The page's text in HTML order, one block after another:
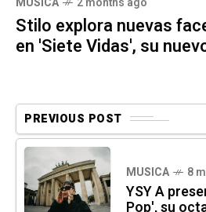
Stilo explora nuevas
en 'Siete Vidas', su
PREVIOUS POST
MUSICA 8
YSY A
Pop', su